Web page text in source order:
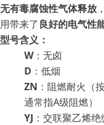
无有毒腐蚀性气体释放
用带来了良好的电气性
型号含义：
W：无卤
D ：低烟
ZN ：阻燃耐火（
通常指A级阻燃）
YJ ：交联聚乙烯绝